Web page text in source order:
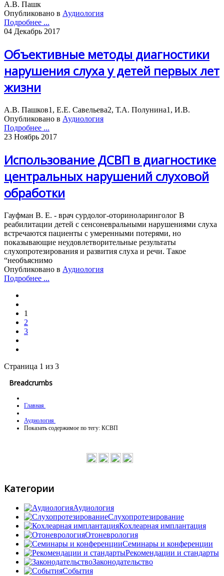
А.В. Пашк
Опубликовано в Аудиология
Подробнее ...
04 Декабрь 2017
Объективные методы диагностики
нарушения слуха у детей первых лет
жизни
А.В. Пашков1, Е.Е. Савельева2, Т.А. Полунина1, И.В.
Опубликовано в Аудиология
Подробнее ...
23 Ноябрь 2017
Использование ДСВП в диагностике
центральных нарушений слуховой
обработки
Гауфман В. Е. - врач сурдолог-оториноларинголог В
реабилитации детей с сенсоневральными нарушениями слуха
встречаются пациенты с умеренными потерями, но
показывающие неудовлетворительные результаты
слухопротезирования и развития слуха и речи. Такое
“необъяснимо
Опубликовано в Аудиология
Подробнее ...
1
2
3
Страница 1 из 3
Breadcrumbs
Главная
Аудиология
Показать содержимое по тегу: КСВП
Категории
Аудиология
Слухопротезирование
Кохлеарная имплантация
Отоневрология
Семинары и конференции
Рекомендации и стандарты
Законодательство
События